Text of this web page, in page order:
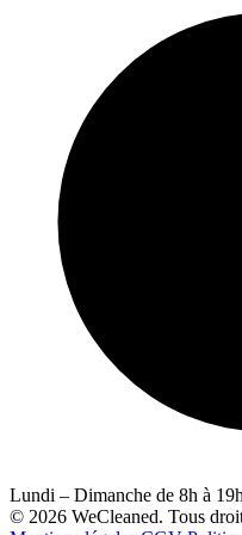
Lundi – Dimanche de 8h à 19h
© 2026 WeCleaned. Tous